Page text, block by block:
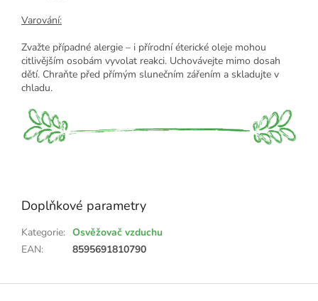
Varování:
Zvažte případné alergie – i přírodní éterické oleje mohou
citlivějším osobám vyvolat reakci. Uchovávejte mimo dosah
dětí. Chraňte před přímým slunečním zářením a skladujte v
chladu.
Doplňkové parametry
Kategorie: Osvěžovač vzduchu
EAN: 8595691810790
Z